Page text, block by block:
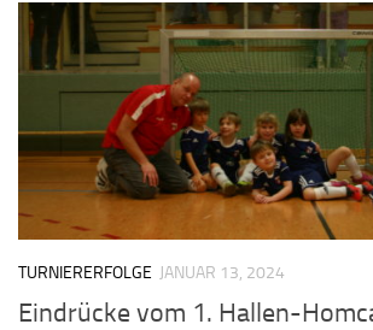
TURNIERERFOLGE JANUAR 13, 2024
Eindrücke vom 1. Hallen-